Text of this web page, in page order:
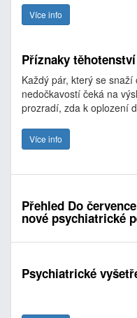
Více info
Příznaky
Každý pár, který se
nedočkavostí čeká na
prozradí, zda k oplození
Více info
Přehled Do
nové psychiatrické
Psychiatrické